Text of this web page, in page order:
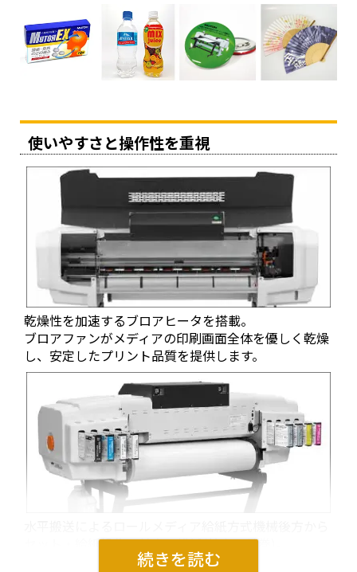
マルチページPDFによるマルチレイヤー印刷の自動化
事前にマルチレイヤー印刷項目を設定。レイヤーをページ
に分けたPDFを用意。「印刷項目設定」「レイアウト設
定」に加え、「レイヤー設定」もホットフォルダに設定が
複数のマルチレイヤージョブのネスティング、割付け、印
刷の自動化
複数のマルチレイヤージョブにおいて「印刷項目設定」
「レイヤー設定」「ネスティング設定」「レイアウト設
定」までの一連の処理をホットフォルダに設定し自動処理
が可能
特色版の自動生成
画像データの濃淡から特色版を自動生成。6種類のモードか
ら選択が可能
使いやすさと操作性を重視
乾燥性を加速するブロアヒータを搭載。
ブロアファンがメディアの印刷画面全体を優しく乾燥
し、安定したプリント品質を提供します。
セット・給紙操作で前方へ排紙(基本は外巻)。